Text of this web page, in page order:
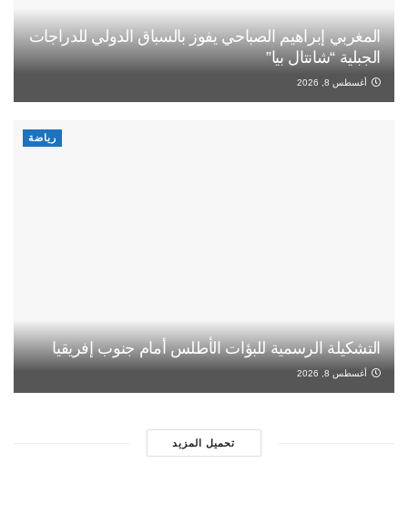
المغربي إبراهيم الصباحي يفوز بالسباق الدولي للدراجات
الجبلية “شانتال بيا”
أغسطس 8, 2026
رياضة
التشكيلة الرسمية للبؤات الأطلس أمام جنوب إفريقيا
أغسطس 8, 2026
تحميل المزيد